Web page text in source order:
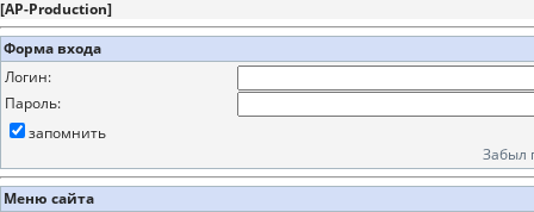
[AP-Production]
Форма входа
Логин:
Пароль:
запомнить
Забыл
Меню сайта